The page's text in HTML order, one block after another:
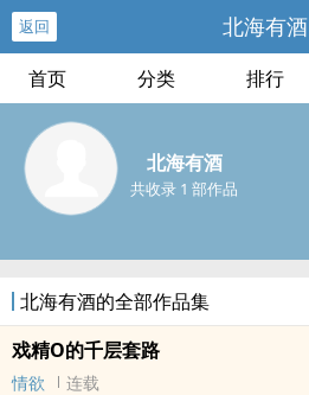
返回 北海有酒
首页 分类 排行
北海有酒
共收录 1 部作品
北海有酒的全部作品集
戏精O的千层套路
情欲
连载